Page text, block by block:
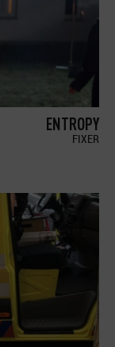
ENTROPY
FIXER